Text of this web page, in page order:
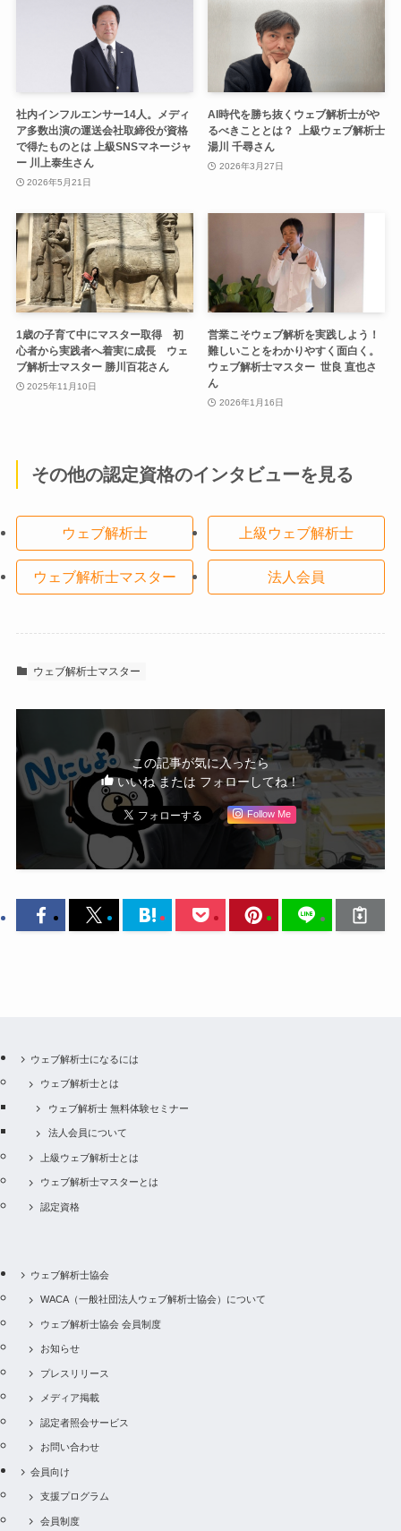
社内インフルエンサー14人。メディ
ア多数出演の運送会社取締役が資格
で得たものとは 上級SNSマネージャ
ー 川上泰生さん
2026年5月21日
AI時代を勝ち抜くウェブ解析士がや
るべきこととは？ 上級ウェブ解析士
湯川 千尋さん
2026年3月27日
1歳の子育て中にマスター取得 初
心者から実践者へ着実に成長 ウェ
ブ解析士マスター 勝川百花さん
2025年11月10日
営業こそウェブ解析を実践しよう！
難しいことをわかりやすく面白く。
ウェブ解析士マスター 世良 直也さ
ん
2026年1月16日
その他の認定資格のインタビューを見る
ウェブ解析士 上級ウェブ解析士
ウェブ解析士マスター 法人会員
ウェブ解析士マスター
この記事が気に入ったら
いいね または フォローしてね！
Follow Me
ウェブ解析士になるには
ウェブ解析士とは
ウェブ解析士 無料体験セミナー
法人会員について
上級ウェブ解析士とは
ウェブ解析士マスターとは
認定資格
ウェブ解析士協会
WACA（一般社団法人ウェブ解析士協会）について
ウェブ解析士協会 会員制度
お知らせ
プレスリリース
メディア掲載
認定者照会サービス
お問い合わせ
会員向け
支援プログラム
会員制度